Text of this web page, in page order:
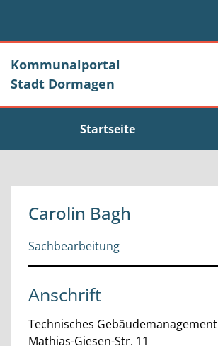
Kommunalportal
Stadt Dormagen
Startseite
Carolin Bagh
Sachbearbeitung
Anschrift
Technisches Gebäudemanagement
Mathias-Giesen-Str. 11